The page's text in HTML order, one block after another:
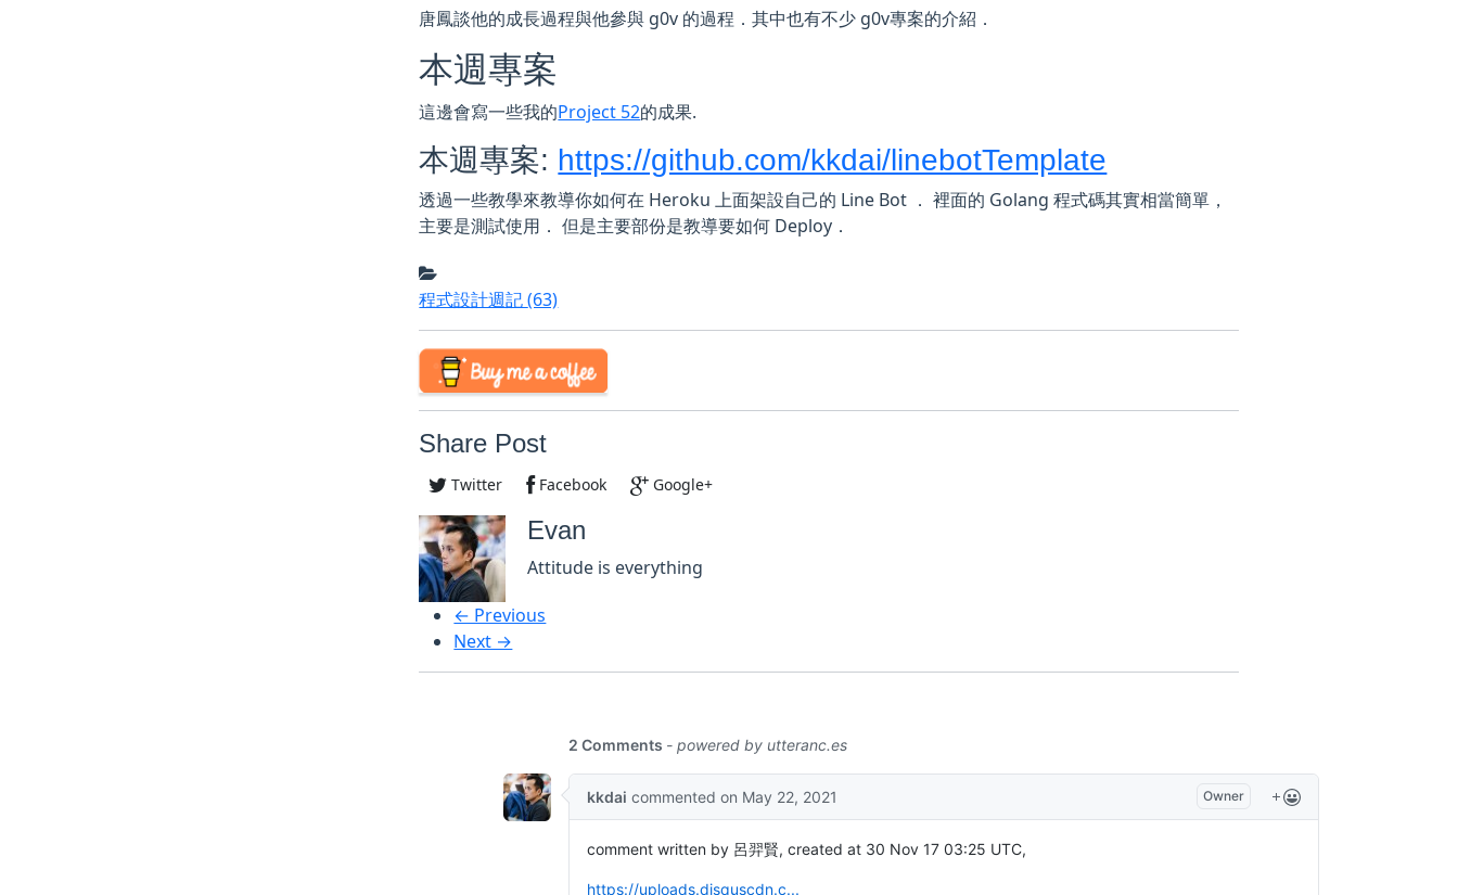
唐鳳談他的成長過程與他參與 g0v 的過程．其中也有不少 g0v專案的介紹．
本週專案
這邊會寫一些我的Project 52的成果.
本週專案: https://github.com/kkdai/linebotTemplate
透過一些教學來教導你如何在 Heroku 上面架設自己的 Line Bot ． 裡面的 Golang 程式碼其實相當簡單，
主要是測試使用． 但是主要部份是教導要如何 Deploy．
程式設計週記(63)
Share Post
Twitter Facebook Google+
Evan
Attitude is everything
← Previous
Next →